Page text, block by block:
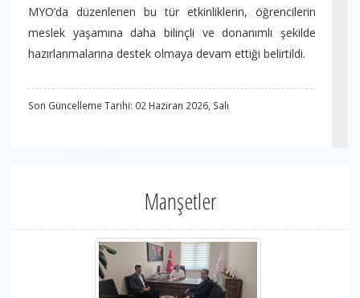
MYO’da düzenlenen bu tür etkinliklerin, öğrencilerin
meslek yaşamına daha bilinçli ve donanımlı şekilde
hazırlanmalarına destek olmaya devam ettiği belirtildi.
Son Güncelleme Tarihi: 02 Haziran 2026, Salı
Manşetler